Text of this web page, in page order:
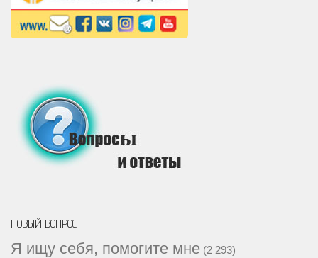
НОВЫЙ ВОПРОС
Я ищу себя, помогите мне (2 293)